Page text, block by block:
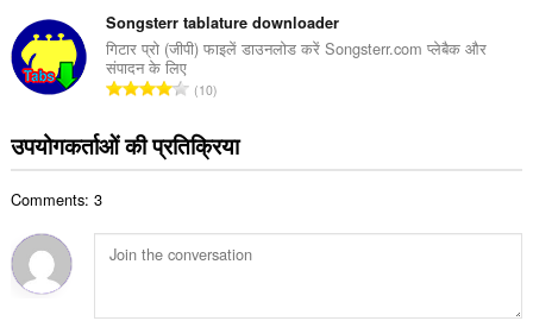
ख्या
:
ग
की
ल
ख्या
:
Songsterr tablature downloader
गिटार प्रो (जीपी) फाइलें डाउनलोड करें Songsterr.com प्लेबैक और
संपादन के लिए
रे
ग
की
सं
ख्या
10
उपयोगकर्ताओं की प्रतिक्रिया
Comments: 3